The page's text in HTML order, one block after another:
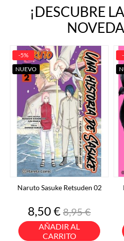
¡DESCUBRE
Naruto Sasuke Retsuden 02
Precio
8,50 €Precio
base
8,95 €
AÑADIR AL
CARRITO
-5%
NUEVO